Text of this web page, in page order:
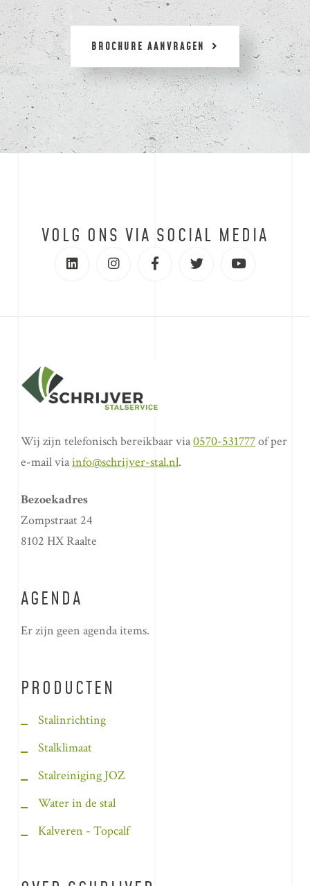
BROCHURE AANVRAGEN
VOLG ONS VIA SOCIAL MEDIA
Wij zijn telefonisch bereikbaar via0570-531777of per
e-mail viainfo@schrijver-stal.nl.
Bezoekadres
Zompstraat 24
8102 HX Raalte
AGENDA
Er zijn geen agenda items.
PRODUCTEN
Stalinrichting
Stalklimaat
Stalreiniging JOZ
Water in de stal
Kalveren - Topcalf